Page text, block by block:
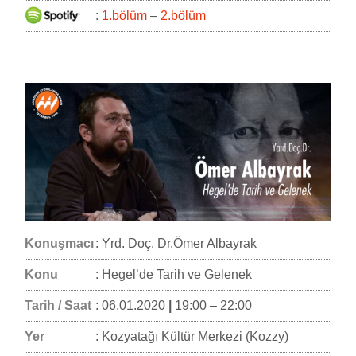
: 1.bölüm – 2.bölüm
Konuşmacı: Yrd. Doç. Dr.Ömer Albayrak
Konu : Hegel’de Tarih ve Gelenek
Tarih / Saat : 06.01.2020 19:00 – 22:00
Yer : Kozyatağı Kültür Merkezi (Kozzy)